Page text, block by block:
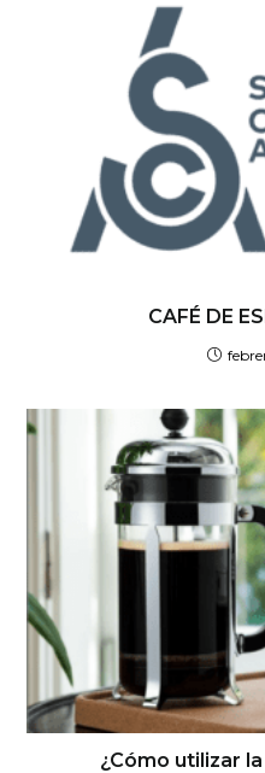
CAFÉ DE
¿Cómo utilizar